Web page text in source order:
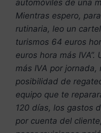
automóviles de una
Mientras espero,
rutinaria, leo un
turismos 64 euros
euros hora más
más IVA por
posibilidad de
equipo que te
120 días, los gastos
por cuenta del